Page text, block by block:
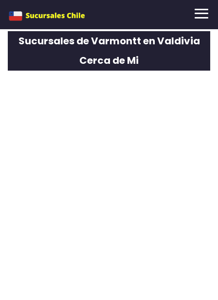
Sucursales de Varmontt en Valdivia
Cerca de Mi